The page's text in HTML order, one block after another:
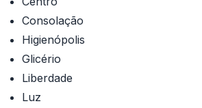
Consolação
Higienópolis
Glicério
Liberdade
Luz